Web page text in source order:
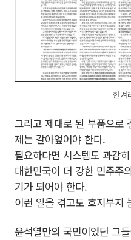
한겨
그리고 제대로 된 부품으로
제는 갈아엎어야 한다.
필요하다면 시스템도 과감
대한민국이 더 강한 민주주
기가 되어야 한다.
이런 일을 겪고도 흐지부지
윤석열만의 국민이었던 그